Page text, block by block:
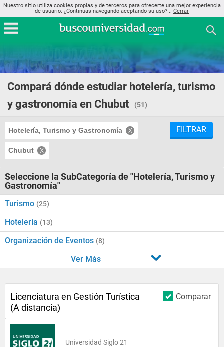
Nuestro sitio utiliza cookies propias y de terceros para ofrecerte una mejor experiencia
de usuario. ¿Continuas navegando aceptando su uso? .. Cerrar
Compará dónde estudiar hotelería, turismo
y gastronomía en Chubut
(51)
Hotelería, Turismo y Gastronomía
Chubut
FILTRAR
Seleccione la SubCategoría de "Hotelería, Turismo y
Gastronomía"
Turismo (25)
Hotelería (13)
Organización de Eventos (8)
Ver Más
Comparar
Licenciatura en Gestión Turística
(A distancia)
Universidad Siglo 21